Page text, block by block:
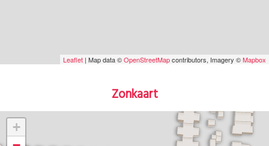
Leaflet | Map data ©OpenStreetMapcontributors, Imagery ©Mapbox
Zonkaart
+